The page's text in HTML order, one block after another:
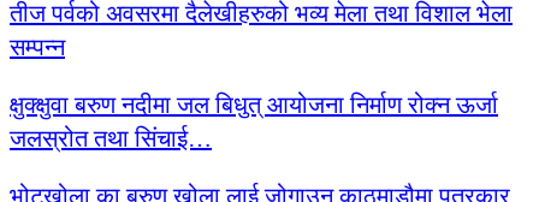
तीज पर्वको अवसरमा दैलेखीहरुको भव्य मेला तथा विशाल भेला
सम्पन्न
क्षुक्क्षुवा बरुण नदीमा जल बिधुत् आयोजना निर्माण रोक्न ऊर्जा
जलस्रोत तथा सिंचाई…
भोटखोला का बरुण खोला लाई जोगाउन काठमाडौमा पत्रकार